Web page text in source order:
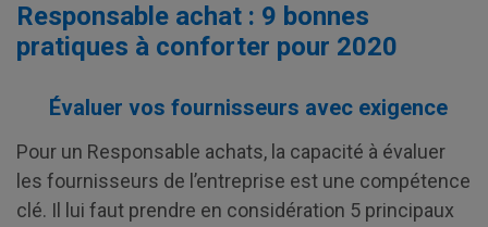
Responsable achat : 9 bonnes
pratiques à conforter pour 2020
Évaluer vos fournisseurs avec exigence
Pour un Responsable achats, la capacité à évaluer
les fournisseurs de l’entreprise est une compétence
clé. Il lui faut prendre en considération 5 principaux